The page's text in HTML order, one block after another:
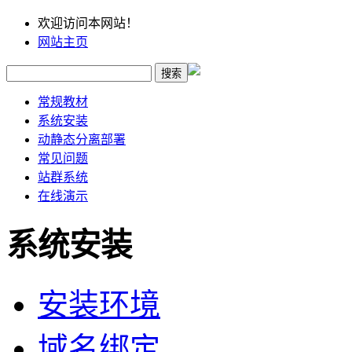
欢迎访问本网站！
网站主页
常规教材
系统安装
动静态分离部署
常见问题
站群系统
在线演示
系统安装
安装环境